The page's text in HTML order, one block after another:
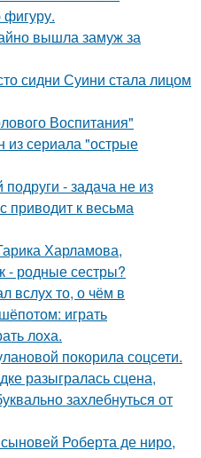
вышла замуж за
сидни Суини стала лицом
Воспитания"
сериала "острые
- задача не из
приводит к весьма
Харламова,
- родные сестры?
вслух то, о чём в
играть
лоха.
покорила соцсети.
разыгралась сцена,
захлебнуться от
Роберта де ниро,